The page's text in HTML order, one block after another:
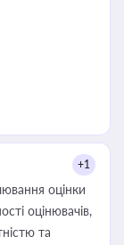
+1
оцінки
оцінювачів,
та